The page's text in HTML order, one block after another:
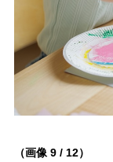
（画像 9 / 12）